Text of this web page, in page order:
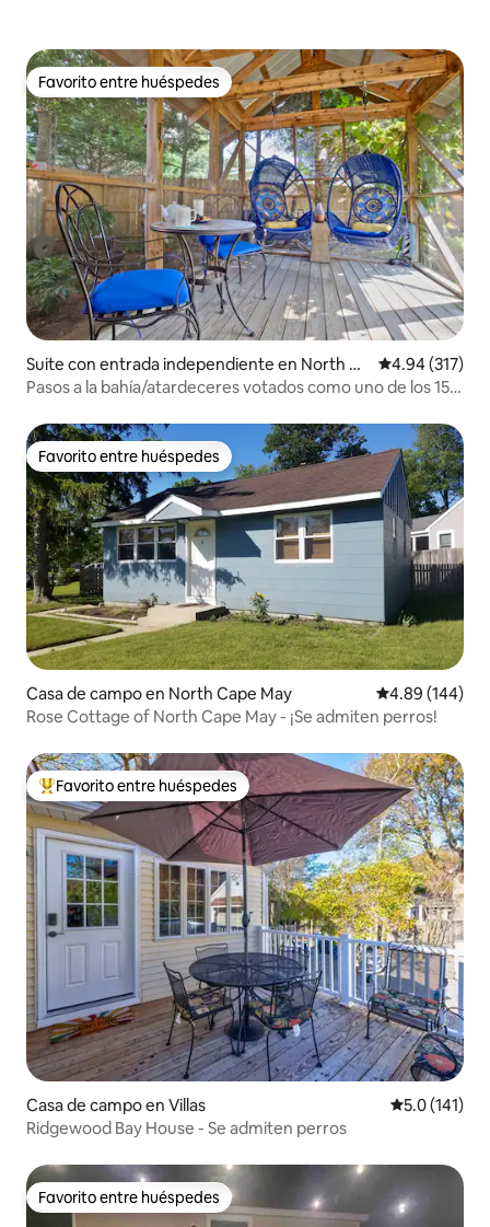
Favorito entre huéspedes
Favorito entre huéspedes
Suite con entrada independiente en North Ca
pe May
Calificación
4.94 (317)
Pasos a la bahía/atardeceres votados como uno de los 15
Favorito entre huéspedes
Favorito entre huéspedes
Casa de campo en North Cape May Calificación
4.89 (144)
Rose Cottage of North Cape May - ¡Se admiten perros!
De los mejores en Favorito entre huéspedes
Favorito entre huéspedes
Casa de campo en Villas Calificación
5.0 (141)
Ridgewood Bay House - Se admiten perros
Favorito entre huéspedes
Favorito entre huéspedes